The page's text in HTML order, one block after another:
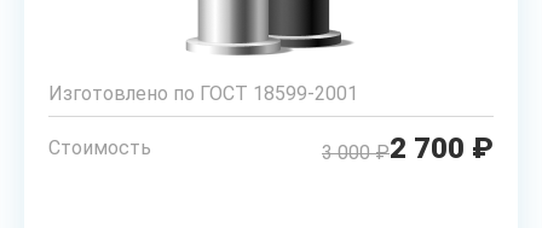
Изготовлено по ГОСТ 18599-2001
Стоимость 3 000 ₽2 700 ₽